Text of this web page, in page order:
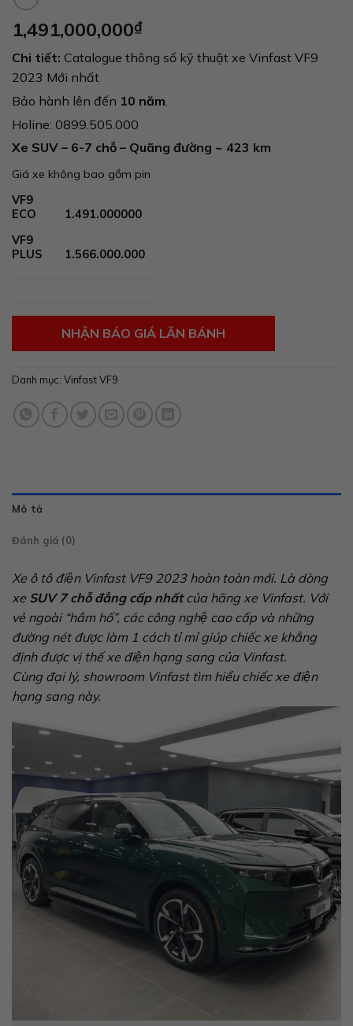
1,491,000,000₫
Chi tiết: Catalogue thông số kỹ thuật xe Vinfast VF9
2023 Mới nhất
Bảo hành lên đến 10 năm
Holine: 0899.505.000
Xe SUV – 6-7 chỗ – Quãng đường ~ 423 km
Giá xe không bao gồm pin
VF9
ECO
1.491.000000
VF9
PLUS
1.566.000.000
NHẬN BÁO GIÁ LĂN BÁNH
Danh mục: Vinfast VF9
Mô tả
Đánh giá (0)
Xe ô tô điện Vinfast VF9 2023 hoàn toàn mới. Là dòng
xe SUV 7 chỗ đẳng cấp nhấtcủa hãng xe Vinfast. Với
vẻ ngoài “hầm hố”, các công nghệ cao cấp và những
đường nét được làm 1 cách tỉ mỉ giúp chiếc xe khẳng
định được vị thế xe điện hạng sang của Vinfast.
Cùng đại lý, showroom Vinfast tìm hiểu chiếc xe điện
hạng sang này.